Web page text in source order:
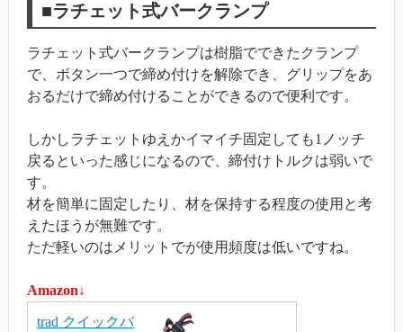
■ラチェット式バークランプ
ラチェット式バークランプは樹脂でできたクランプ
で、ボタン一つで締め付けを解除でき、グリップをあ
おるだけで締め付けることができるので便利です。
しかしラチェットゆえかイマイチ固定しても1ノッチ
戻るといった感じになるので、締付けトルクは弱いで
す。
材を簡単に固定したり、材を保持する程度の使用と考
えたほうが無難です。
ただ軽いのはメリットでが使用頻度は低いですね。
Amazon↓
trad クイックバ